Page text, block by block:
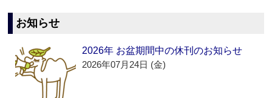
お知らせ
2026年 お盆期間中の休刊のお知らせ
2026年07月24日 (金)